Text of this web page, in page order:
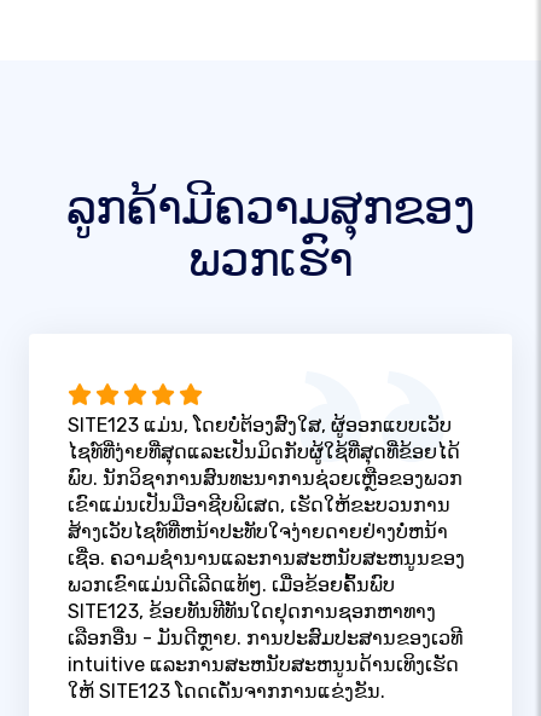
ລູກຄ້າມີຄວາມສຸກຂອງ
ພວກເຮົາ
SITE123 ແມ່ນ, ໂດຍບໍ່ຕ້ອງສົງໃສ, ຜູ້ອອກແບບເວັບ
ໄຊທ໌ທີ່ງ່າຍທີ່ສຸດແລະເປັນມິດກັບຜູ້ໃຊ້ທີ່ສຸດທີ່ຂ້ອຍໄດ້
ພົບ. ນັກວິຊາການສົນທະນາການຊ່ວຍເຫຼືອຂອງພວກ
ເຂົາແມ່ນເປັນມືອາຊີບພິເສດ, ເຮັດໃຫ້ຂະບວນການ
ສ້າງເວັບໄຊທ໌ທີ່ຫນ້າປະທັບໃຈງ່າຍດາຍຢ່າງບໍ່ຫນ້າ
ເຊື່ອ. ຄວາມຊໍານານແລະການສະຫນັບສະຫນູນຂອງ
ພວກເຂົາແມ່ນດີເລີດແທ້ໆ. ເມື່ອຂ້ອຍຄົ້ນພົບ
SITE123, ຂ້ອຍທັນທີທັນໃດຢຸດການຊອກຫາທາງ
ເລືອກອື່ນ - ມັນດີຫຼາຍ. ການປະສົມປະສານຂອງເວທີ
intuitive ແລະການສະຫນັບສະຫນູນດ້ານເທິງເຮັດ
ໃຫ້ SITE123 ໂດດເດັ່ນຈາກການແຂ່ງຂັນ.